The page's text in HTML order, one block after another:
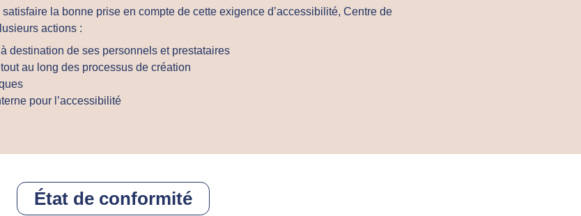
la bonne prise en compte de cette exigence d’accessibilité, Centre de
actions :
destination de ses personnels et prestataires
au long des processus de création
pour l’accessibilité
État de conformité